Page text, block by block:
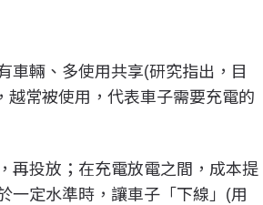
車輛、多使用共享(研究指出，目
常被使用，代表車子需要充電的
再投放；在充電放電之間，成本提
一定水準時，讓車子「下線」(用